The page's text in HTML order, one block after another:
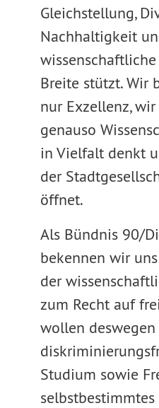
Gleichstellung,
Nachhaltigkeit
Breite stützt. Wir
nur Exzellenz,
genauso
in Vielfalt denkt
der
öffnet.
Als Bündnis 90/
bekennen wir
der
zum Recht auf
wollen deswegen
Studium sowie